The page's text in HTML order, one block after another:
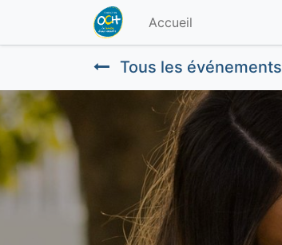
Accueil
Tous les événements